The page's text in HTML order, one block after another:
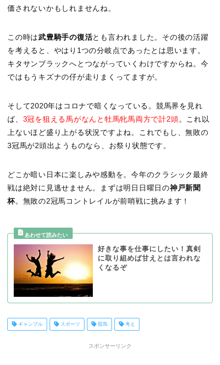
価されないかもしれませんね。
この時は武豊騎手の復活とも言われました。その後の活躍
を考えると、やはり1つの分岐点であったとは思います。
キタサンブラックへとつながっていくわけですからね。今
ではもうキズナの仔が走りまくってますが。
そして2020年はコロナで暗くなっている。競馬界を見れ
ば、 3冠を狙える馬がなんと牡馬牝馬両方で計2頭。これ以
上ないほど盛り上がる状況ですよね。これでもし、無敗の
3冠馬が2頭出ようものなら、お祭り状態です。
どこか暗い日本に楽しみや感動を。今年のクラシック最終
戦は絶対に見逃せません。まずは明日日曜日の神戸新聞
杯。無敗の2冠馬コントレイルが前哨戦に挑みます！
好きな事を仕事にしたい！真剣
に取り組めば甘えとは言われな
くなるぞ
ギャンブル スポーツ 競馬 考え
スポンサーリンク